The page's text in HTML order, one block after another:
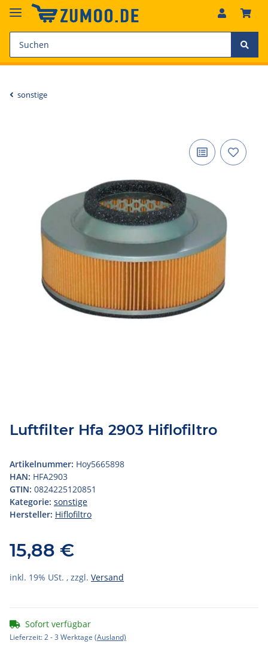
sonstige
Luftfilter Hfa 2903 Hiflofiltro
Artikelnummer: Hoy5665898
HAN: HFA2903
GTIN: 0824225120851
Kategorie: sonstige
Hersteller: Hiflofiltro
15,88 €
inkl. 19% USt. , zzgl. Versand
Sofort verfügbar
Lieferzeit:2 - 3 Werktage (Ausland)